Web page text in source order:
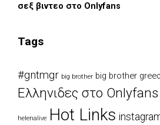
σεξ βιντεο στο Onlyfans
Tags
#gntmgr big brother big brother
Eλληνιδες στο Onlyfans
helenalive Hot Links